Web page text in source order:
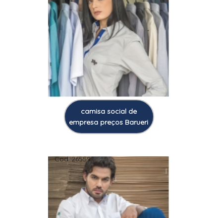
camisa social de
empresa preços Barueri
Cod.:26559